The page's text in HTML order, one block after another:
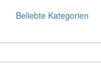
Beliebte Kategorien